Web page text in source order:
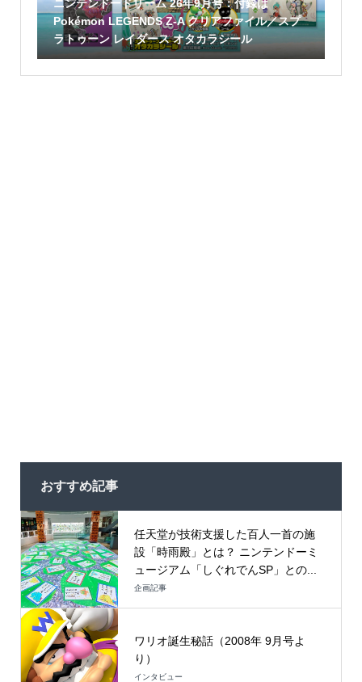
ニンテンドードリーム 26年9月号：付録は
Pokémon LEGENDS Z-A クリアファイル／スプ
ラトゥーン レイダース オタカラシール
おすすめ記事
任天堂が技術支援した百人一首の施
設「時雨殿」とは？ ニンテンドーミ
ュージアム「しぐれでんSP」との...
企画記事
ワリオ誕生秘話（2008年 9月号よ
り）
インタビュー